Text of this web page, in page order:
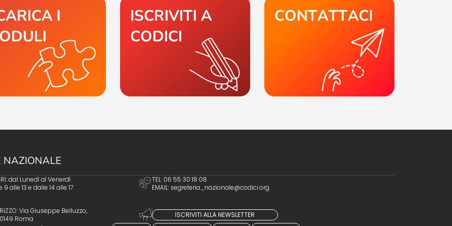
I
ISCRIVITI A
CODICI
CONTATTACI
NAZIONALE
dal Lunedì al Venerdì
9 alle 13 e dalle 14 alle 17
TEL: 06 55 30 18 08
EMAIL: segreteria_nazionale@codici.org
Via Giuseppe Belluzzo,
Roma
ISCRIVITI ALLA NEWSLETTER